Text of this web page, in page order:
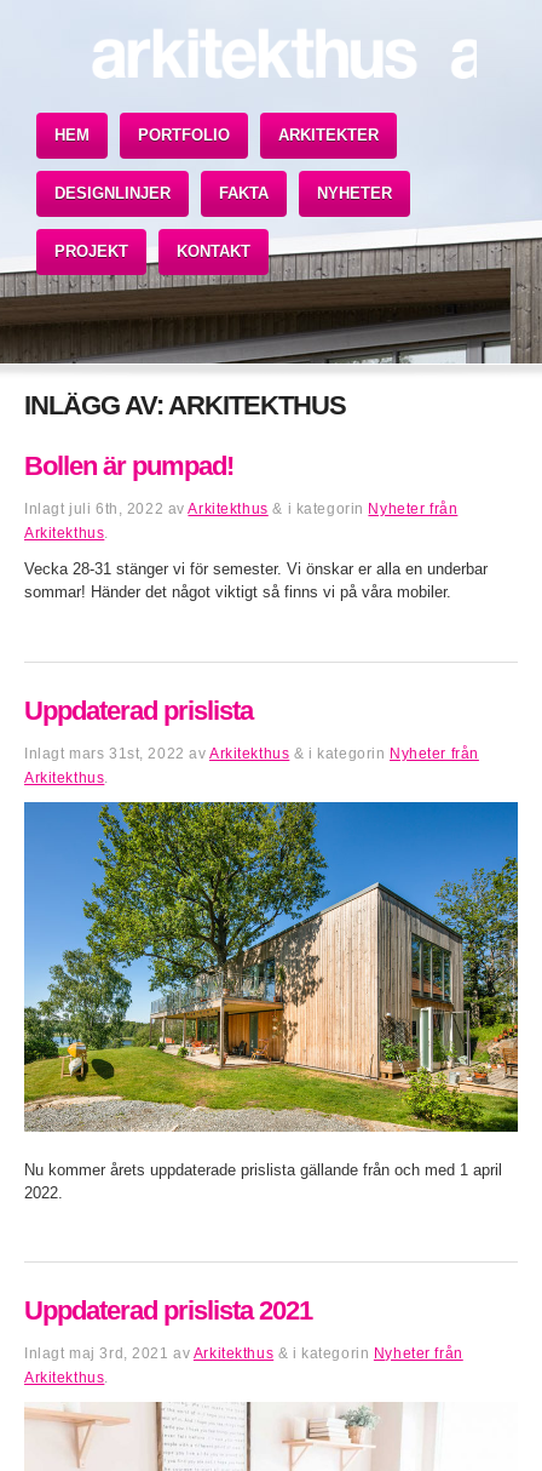
HEM PORTFOLIO ARKITEKTER
DESIGNLINJER FAKTA NYHETER
PROJEKT KONTAKT
INLÄGG AV:ARKITEKTHUS
Bollen är pumpad!
Inlagt juli 6th, 2022 avArkitekthus & i kategorin Nyheter från
Arkitekthus
Vecka 28-31 stänger vi för semester. Vi önskar er alla en underbar
sommar! Händer det något viktigt så finns vi på våra mobiler.
Uppdaterad prislista
Inlagt mars 31st, 2022 av Arkitekthus & i kategorin Nyheter från
Arkitekthus
Nu kommer årets uppdaterade prislista gällande från och med 1 april
2022.
Uppdaterad prislista 2021
Inlagt maj 3rd, 2021 av Arkitekthus & i kategorin Nyheter från
Arkitekthus